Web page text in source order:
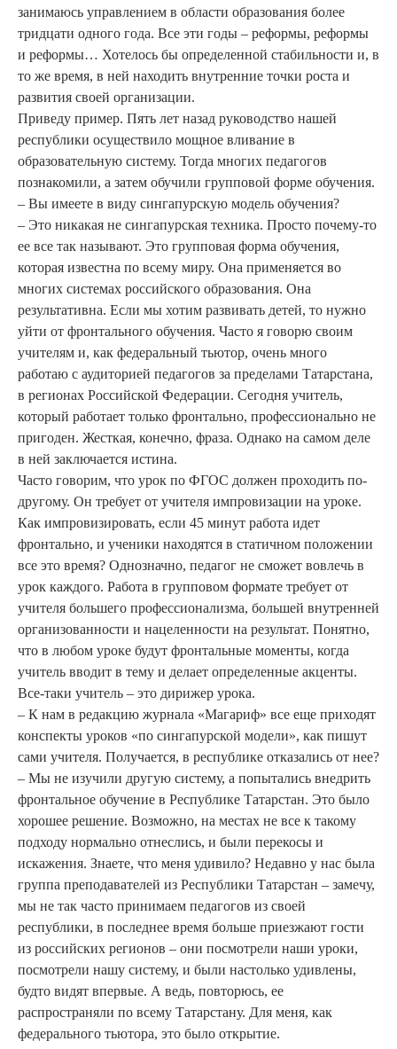
занимаюсь управлением в области образования более
тридцати одного года. Все эти годы – реформы, реформы
и реформы… Хотелось бы определенной стабильности и, в
то же время, в ней находить внутренние точки роста и
развития своей организации.
Приведу пример. Пять лет назад руководство нашей
республики осуществило мощное вливание в
образовательную систему. Тогда многих педагогов
познакомили, а затем обучили групповой форме обучения.
– Вы имеете в виду сингапурскую модель обучения?
– Это никакая не сингапурская техника. Просто почему-то
ее все так называют. Это групповая форма обучения,
которая известна по всему миру. Она применяется во
многих системах российского образования. Она
результативна. Если мы хотим развивать детей, то нужно
уйти от фронтального обучения. Часто я говорю своим
учителям и, как федеральный тьютор, очень много
работаю с аудиторией педагогов за пределами Татарстана,
в регионах Российской Федерации. Сегодня учитель,
который работает только фронтально, профессионально не
пригоден. Жесткая, конечно, фраза. Однако на самом деле
в ней заключается истина.
Часто говорим, что урок по ФГОС должен проходить по-
другому. Он требует от учителя импровизации на уроке.
Как импровизировать, если 45 минут работа идет
фронтально, и ученики находятся в статичном положении
все это время? Однозначно, педагог не сможет вовлечь в
урок каждого. Работа в групповом формате требует от
учителя большего профессионализма, большей внутренней
организованности и нацеленности на результат. Понятно,
что в любом уроке будут фронтальные моменты, когда
учитель вводит в тему и делает определенные акценты.
Все-таки учитель – это дирижер урока.
– К нам в редакцию журнала «Магариф» все еще приходят
конспекты уроков «по сингапурской модели», как пишут
сами учителя. Получается, в республике отказались от нее?
– Мы не изучили другую систему, а попытались внедрить
фронтальное обучение в Республике Татарстан. Это было
хорошее решение. Возможно, на местах не все к такому
подходу нормально отнеслись, и были перекосы и
искажения. Знаете, что меня удивило? Недавно у нас была
группа преподавателей из Республики Татарстан – замечу,
мы не так часто принимаем педагогов из своей
республики, в последнее время больше приезжают гости
из российских регионов – они посмотрели наши уроки,
посмотрели нашу систему, и были настолько удивлены,
будто видят впервые. А ведь, повторюсь, ее
распространяли по всему Татарстану. Для меня, как
федерального тьютора, это было открытие.